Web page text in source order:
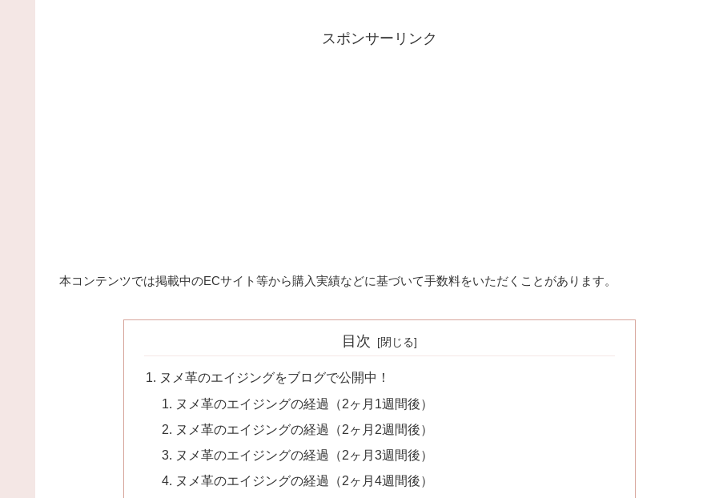
スポンサーリンク
本コンテンツでは掲載中のECサイト等から購入実績などに基づいて手数料をいただくことがあります。
目次
ヌメ革のエイジングをブログで公開中！
ヌメ革のエイジングの経過（2ヶ月1週間後）
ヌメ革のエイジングの経過（2ヶ月2週間後）
ヌメ革のエイジングの経過（2ヶ月3週間後）
ヌメ革のエイジングの経過（2ヶ月4週間後）